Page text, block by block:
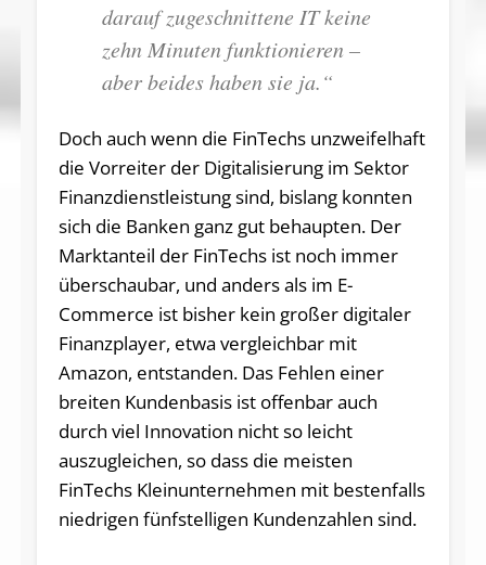
darauf zugeschnittene IT keine
zehn Minuten funktionieren –
aber beides haben sie ja.“
Doch auch wenn die FinTechs unzweifelhaft
die Vorreiter der Digitalisierung im Sektor
Finanzdienstleistung sind, bislang konnten
sich die Banken ganz gut behaupten. Der
Marktanteil der FinTechs ist noch immer
überschaubar, und anders als im E-
Commerce ist bisher kein großer digitaler
Finanzplayer, etwa vergleichbar mit
Amazon, entstanden. Das Fehlen einer
breiten Kundenbasis ist offenbar auch
durch viel Innovation nicht so leicht
auszugleichen, so dass die meisten
FinTechs Kleinunternehmen mit bestenfalls
niedrigen fünfstelligen Kundenzahlen sind.